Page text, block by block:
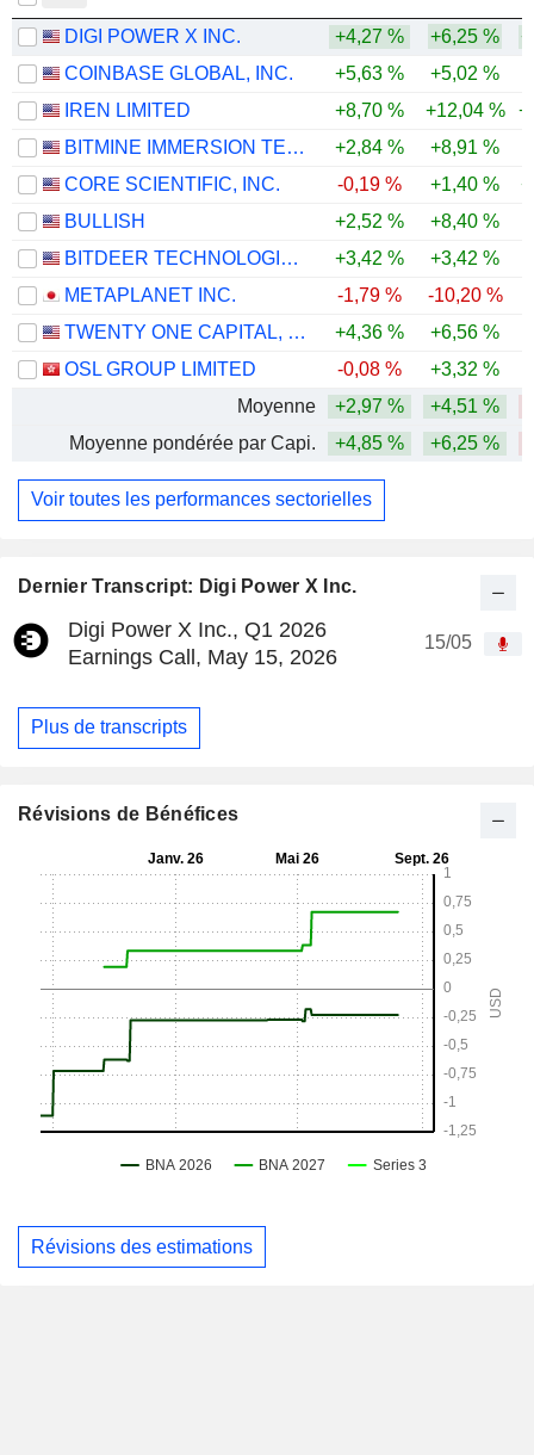
Dernier Transcript: Digi Power X Inc.
Digi Power X Inc., Q1 2026
Earnings Call, May 15, 2026
15/05
Plus de transcripts
DIGI POWER X INC. +4,27 % +6,25 %
COINBASE GLOBAL, INC.
+5,63 % +5,02 %
IREN LIMITED
+8,70 % +12,04 %
BITMINE IMMERSION TECHNOLOGIES, INC.
+2,84 % +8,91 %
CORE SCIENTIFIC, INC.
-0,19 % +1,40 %
BULLISH
+2,52 %
+8,40 %
BITDEER TECHNOLOGIES GROUP
+3,42 % +3,42 %
METAPLANET INC.
-1,79 % -10,20 %
TWENTY ONE CAPITAL, INC.
+4,36 % +6,56 %
OSL GROUP LIMITED
-0,08 % +3,32 %
Moyenne
+2,97 % +4,51 %
Moyenne pondérée par Capi.
+4,85 % +6,25 %
Voir toutes les performances sectorielles
Révisions de Bénéfices
Révisions des estimations